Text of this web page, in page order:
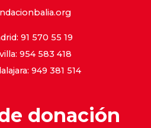
91 570 55 19
954 583 418
949 381 514
donación